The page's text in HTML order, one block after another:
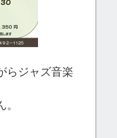
らジャズ音楽